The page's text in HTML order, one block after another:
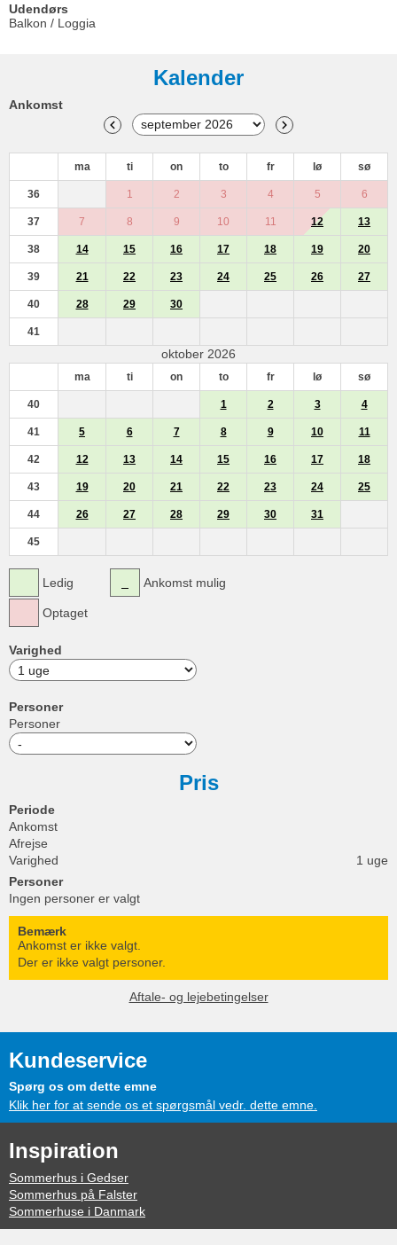
Udendørs
Balkon / Loggia
Kalender
Ankomst
ma ti on to fr lø sø
36 1 2 3 4 5 6
37 7 8 9 10 11 12 13
38 14 15 16 17 18 19 20
39 21 22 23 24 25 26 27
40 28 29 30
41
oktober 2026
ma ti on to fr lø sø
40 1 2 3 4
41 5 6 7 8 9 10 11
42 12 13 14 15 16 17 18
43 19 20 21 22 23 24 25
44 26 27 28 29 30 31
45
Ledig
Optaget
Ankomst mulig
Varighed
Personer
Personer
Pris
Periode
Ankomst
Afrejse
Varighed
1 uge
Personer
Ingen personer er valgt
Bemærk
Ankomst er ikke valgt.
Der er ikke valgt personer.
Aftale- og lejebetingelser
Kundeservice
Spørg os om dette emne
Klik her for at sende os et spørgsmål vedr. dette emne.
Inspiration
Sommerhus i Gedser
Sommerhus på Falster
Sommerhuse i Danmark